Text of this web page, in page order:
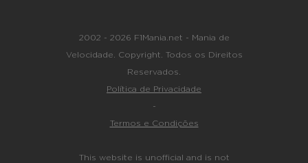
2002 - 2026 F1Mania.net - Mania de
Velocidade. Copyright. Todos os Direitos
Reservados.
Política de Privacidade
-
Termos e Condições
This website is unofficial and is not